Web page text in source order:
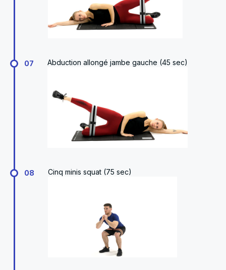
07 Abduction allongé jambe gauche (45 sec)
08 Cinq minis squat (75 sec)